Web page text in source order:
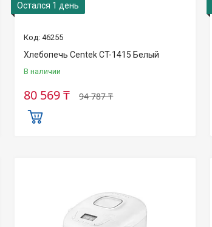
Остался 1 день
46255
Хлебопечь Centek CT-1415 Белый
В наличии
94 787 ₸
80 569 ₸